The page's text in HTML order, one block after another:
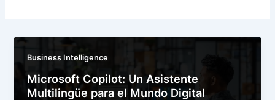
Business Intelligence
Microsoft Copilot: Un Asistente
Multilingüe para el Mundo Digital